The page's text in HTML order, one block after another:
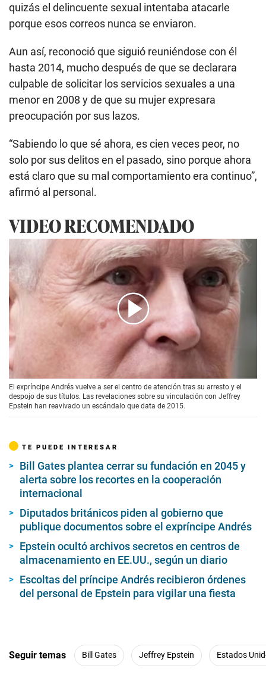
quizás el delincuente sexual intentaba atacarle
porque esos correos nunca se enviaron.
Aun así, reconoció que siguió reuniéndose con él
hasta 2014, mucho después de que se declarara
culpable de solicitar los servicios sexuales a una
menor en 2008 y de que su mujer expresara
preocupación por sus lazos.
“Sabiendo lo que sé ahora, es cien veces peor, no
solo por sus delitos en el pasado, sino porque ahora
está claro que su mal comportamiento era continuo”,
afirmó al personal.
VIDEO RECOMENDADO
00:00
El expríncipe Andrés vuelve a ser el centro de atención tras su arresto y el
despojo de sus títulos. Las revelaciones sobre su vinculación con Jeffrey
Epstein han reavivado un escándalo que data de 2015.
TE PUEDE INTERESAR
Bill Gates plantea cerrar su fundación en 2045 y
alerta sobre los recortes en la cooperación
internacional
Diputados británicos piden al gobierno que
publique documentos sobre el expríncipe Andrés
Epstein ocultó archivos secretos en centros de
almacenamiento en EE.UU., según un diario
Escoltas del príncipe Andrés recibieron órdenes
del personal de Epstein para vigilar una fiesta
Seguir temas Bill Gates Jeffrey Epstein Estados